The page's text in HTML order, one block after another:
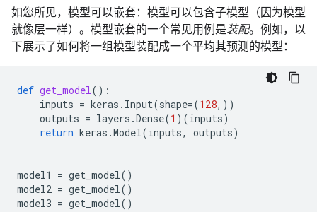
conv2d_7 (Conv2D)           (None, 4, 4, 16)
global_max_pooling2d_1 (Glo  (None, 16)
Total params: 18,672
Trainable params: 18,672
Non-trainable params: 0
Layer (type)                Output Shape
如您所见，模型可以嵌套：模型可以包含子模型（因为模型
就像层一样）。模型嵌套的一个常见用例是装配。例如，以
下展示了如何将一组模型装配成一个平均其预测的模型：
def get_model():
inputs = keras . Input(shape=(128,))
outputs = layers .Dense(1 )(inputs)
return keras .Model(inputs, outputs)
model1 = get_model()
model2 = get_model()
model3 = get_model()